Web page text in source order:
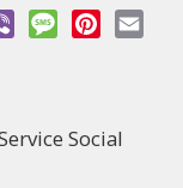
Viber MessagePinterest
Social